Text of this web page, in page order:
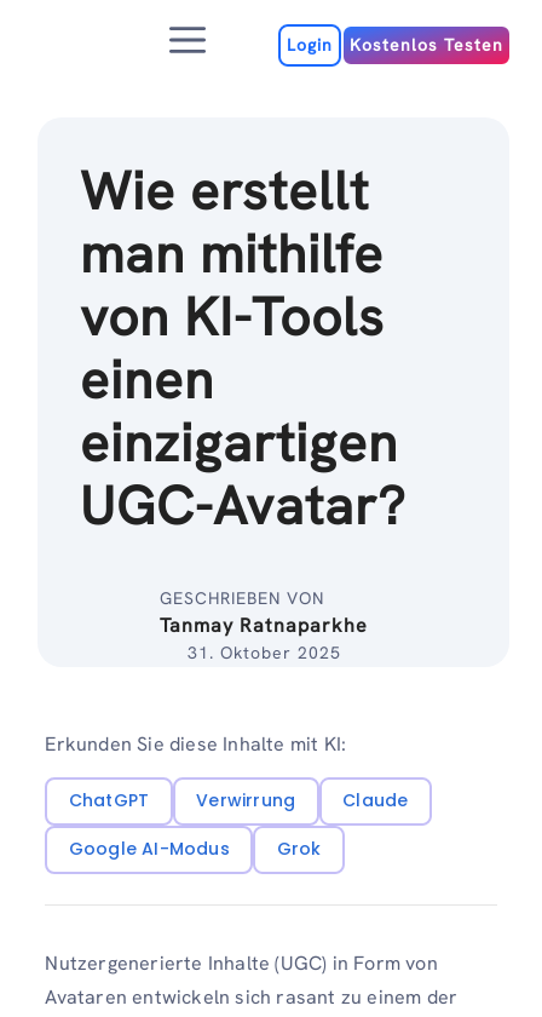
MenuLogin Kostenlos Testen
Wie erstellt
man mithilfe
von KI-Tools
einen
einzigartigen
UGC-Avatar?
GESCHRIEBEN VON
Tanmay Ratnaparkhe
31. Oktober 2025
Erkunden Sie diese Inhalte mit KI:
ChatGPT Verwirrung
Claude
Google AI-Modus
Grok
Nutzergenerierte Inhalte (UGC) in Form von
Avataren entwickeln sich rasant zu einem der